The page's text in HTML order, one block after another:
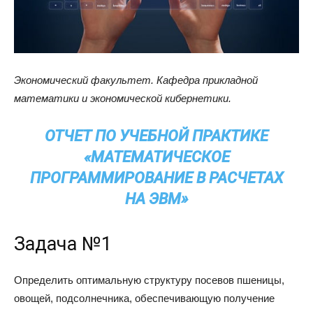
Экономический факультет. Кафедра прикладной
математики и экономической кибернетики.
ОТЧЕТ ПО УЧЕБНОЙ ПРАКТИКЕ
«МАТЕМАТИЧЕСКОЕ
ПРОГРАММИРОВАНИЕ В РАСЧЕТАХ
НА ЭВМ»
Задача №1
Определить оптимальную структуру посевов пшеницы,
овощей, подсолнечника, обеспечивающую получение